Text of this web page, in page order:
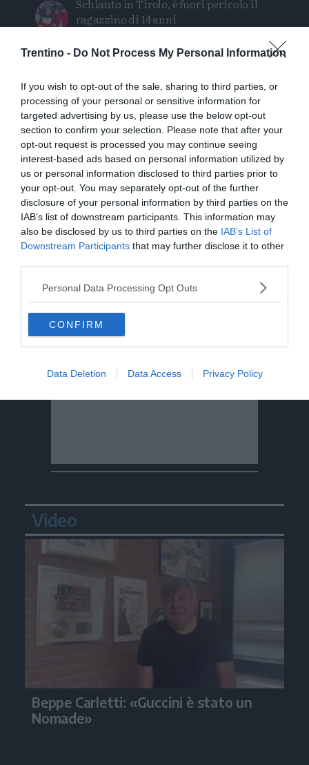
Trentino - Do Not Process My Personal Information
If you wish to opt-out of the sale, sharing to third parties, or
processing of your personal or sensitive information for
targeted advertising by us, please use the below opt-out
section to confirm your selection. Please note that after your
opt-out request is processed you may continue seeing
interest-based ads based on personal information utilized by
us or personal information disclosed to third parties prior to
your opt-out. You may separately opt-out of the further
disclosure of your personal information by third parties on the
IAB’s list of downstream participants. This information may
also be disclosed by us to third parties on the IAB’s List of
Downstream Participants that may further disclose it to other
Personal Data Processing Opt Outs
CONFIRM
Data Deletion Data Access Privacy Policy
Schianto in Tirolo, è fuori pericolo il
ragazzino di 14 anni
Niente rimborso, Sembenotti sconfitto
La British Columbia dichiara lo stato
d'emergenza per i roghi, 20.000
evacuati
Orsi, un chilometro in 15 minuti: «Le
mappe degli avvistamenti possono
ingannare»
Video
Beppe Carletti: «Guccini è stato un
Nomade»